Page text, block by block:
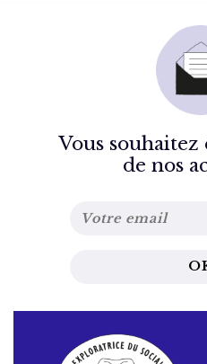
Vous
de nos